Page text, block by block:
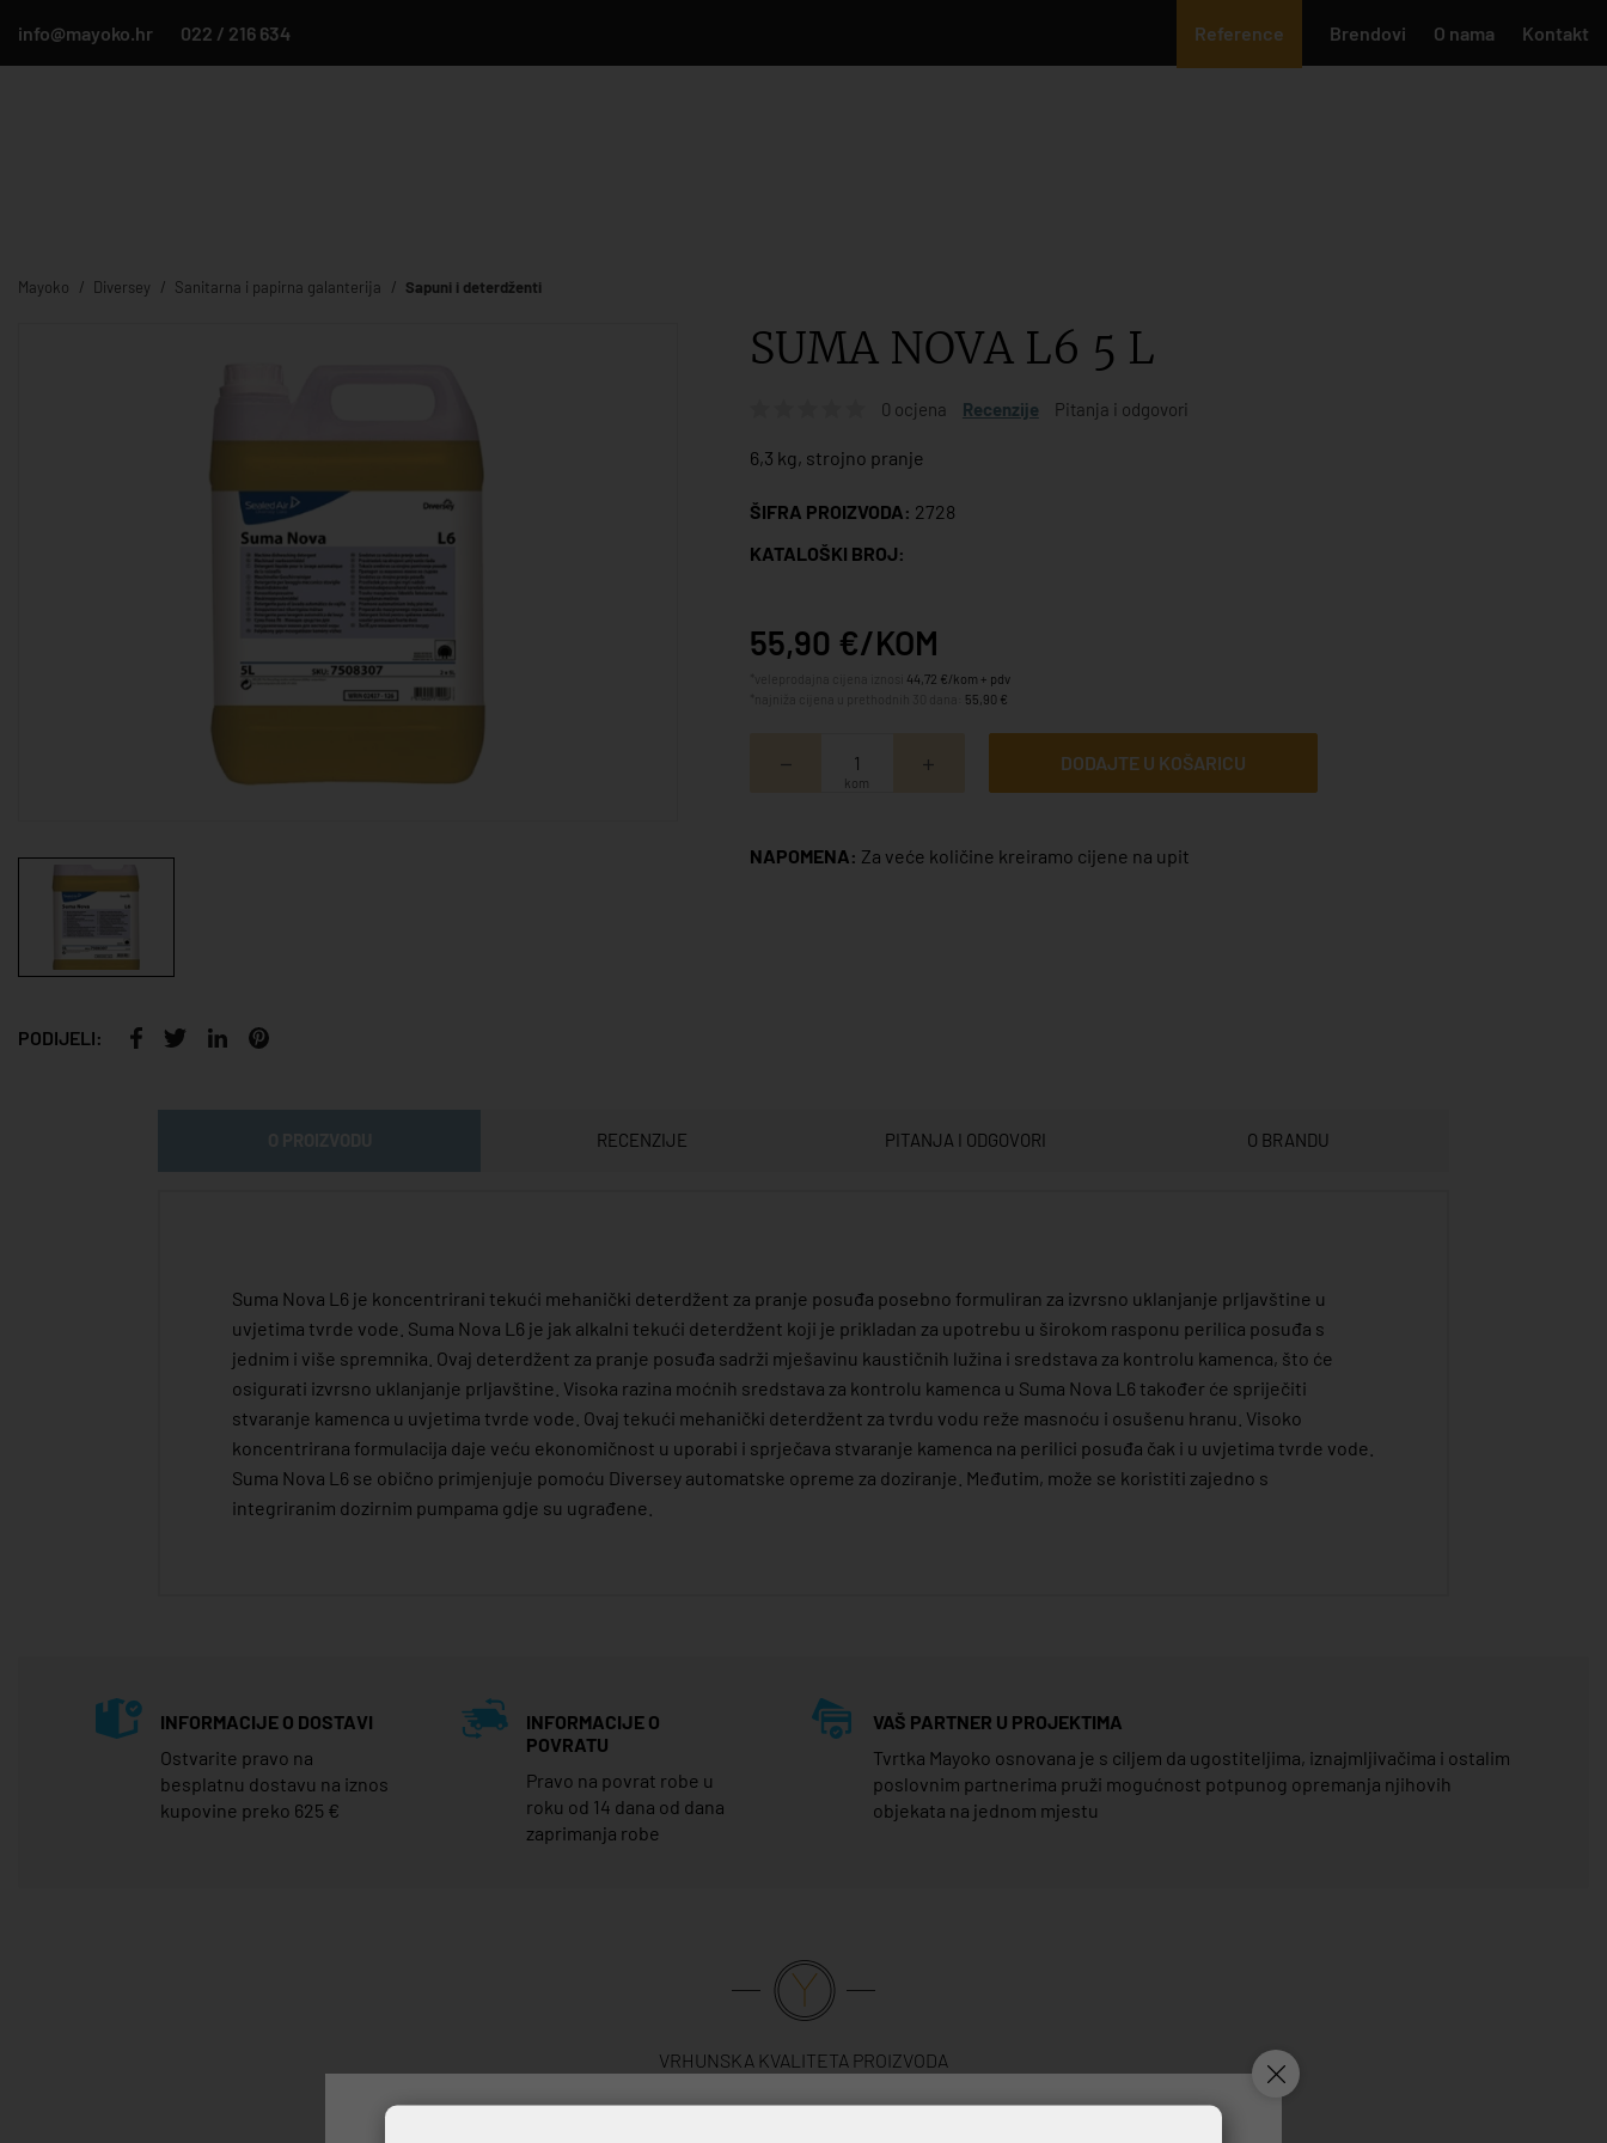
info@mayoko.hr 022 / 216 634 Reference Brendovi O nama Kontakt
Mayoko Diversey Sanitarna i papirna galanterija Sapuni i deterdženti
PODIJELI:
SUMA NOVA L6 5 L
0 ocjena Recenzije Pitanja i odgovori
6,3 kg, strojno pranje
ŠIFRA PROIZVODA: 2728
KATALOŠKI BROJ:
55,90 €/KOM
44,72 €/kom + pdv
55,90 €
kom
DODAJTE U KOŠARICU
NAPOMENA: Za veće količine kreiramo cijene na upit
RECENZIJE PITANJA I ODGOVORI O BRANDU
Suma Nova L6 je koncentrirani tekući mehanički deterdžent za pranje posuđa posebno formuliran za izvrsno uklanjanje prljavštine u
uvjetima tvrde vode. Suma Nova L6 je jak alkalni tekući deterdžent koji je prikladan za upotrebu u širokom rasponu perilica posuđa s
jednim i više spremnika. Ovaj deterdžent za pranje posuđa sadrži mješavinu kaustičnih lužina i sredstava za kontrolu kamenca, što će
osigurati izvrsno uklanjanje prljavštine. Visoka razina moćnih sredstava za kontrolu kamenca u Suma Nova L6 također će spriječiti
stvaranje kamenca u uvjetima tvrde vode. Ovaj tekući mehanički deterdžent za tvrdu vodu reže masnoću i osušenu hranu. Visoko
koncentrirana formulacija daje veću ekonomičnost u uporabi i sprječava stvaranje kamenca na perilici posuđa čak i u uvjetima tvrde vode.
Suma Nova L6 se obično primjenjuje pomoću Diversey automatske opreme za doziranje. Međutim, može se koristiti zajedno s
integriranim dozirnim pumpama gdje su ugrađene.
INFORMACIJE O DOSTAVI
Ostvarite pravo na
besplatnu dostavu na iznos
kupovine preko 625 €
INFORMACIJE O
POVRATU
Pravo na povrat robe u
roku od 14 dana od dana
zaprimanja robe
VAŠ PARTNER U PROJEKTIMA
Tvrtka Mayoko osnovana je s ciljem da ugostiteljima, iznajmljivačima i ostalim
poslovnim partnerima pruži mogućnost potpunog opremanja njihovih
objekata na jednom mjestu
VRHUNSKA KVALITETA PROIZVODA